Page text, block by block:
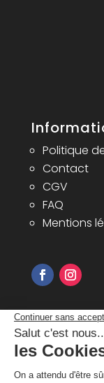
Politique
Contact
CGV
FAQ
Mentions
Inscrivez-
recevoir